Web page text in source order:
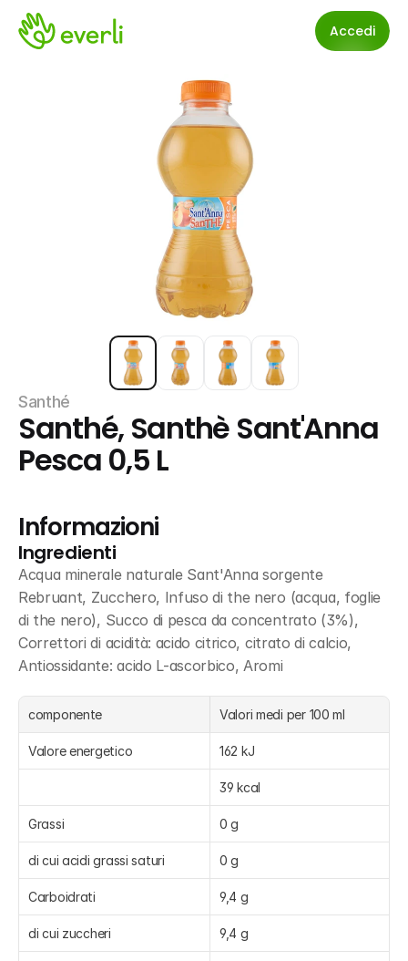
Accedi
Santhé
Santhé, Santhè Sant'Anna
Pesca 0,5 L
Informazioni
Ingredienti
Acqua minerale naturale Sant'Anna sorgente
Rebruant, Zucchero, Infuso di the nero (acqua, foglie
di the nero), Succo di pesca da concentrato (3%),
Correttori di acidità: acido citrico, citrato di calcio,
Antiossidante: acido L-ascorbico, Aromi
componente Valori medi per 100 ml
Valore energetico 162 kJ
39 kcal
Grassi 0 g
di cui acidi grassi saturi 0 g
Carboidrati 9,4 g
di cui zuccheri 9,4 g